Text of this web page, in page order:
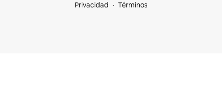
Privacidad
Términos